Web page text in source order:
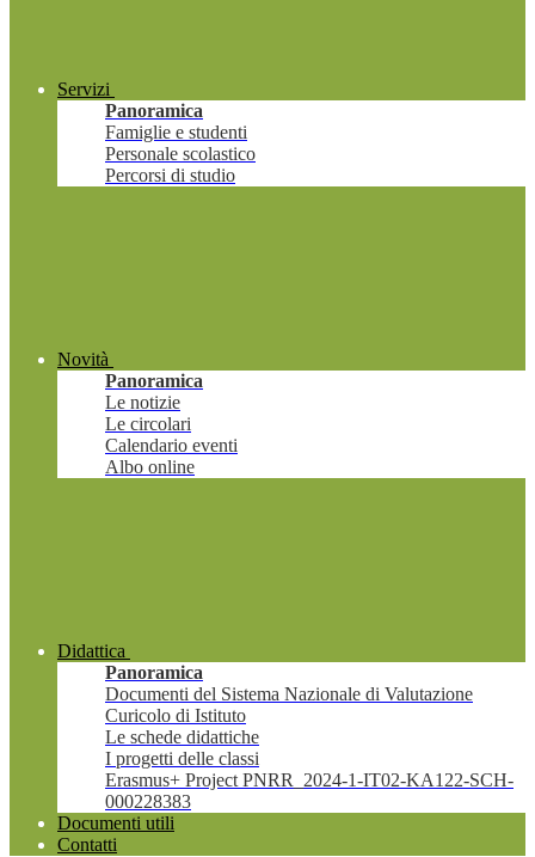
Servizi
Panoramica
Famiglie e studenti
Personale scolastico
Percorsi di studio
Novità
Panoramica
Le notizie
Le circolari
Calendario eventi
Albo online
Didattica
Panoramica
Documenti del Sistema Nazionale di Valutazione
Curicolo di Istituto
Le schede didattiche
I progetti delle classi
Erasmus+ Project PNRR_2024-1-IT02-KA122-SCH-
000228383
Documenti utili
Contatti